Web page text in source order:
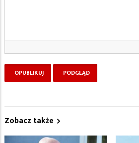
Zobacz także